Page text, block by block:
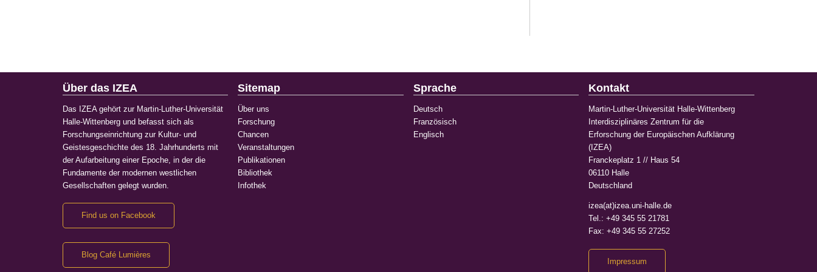
Über das IZEA
Das IZEA gehört zur Martin-Luther-Universität
Halle-Wittenberg und befasst sich als
Forschungseinrichtung zur Kultur- und
Geistesgeschichte des 18. Jahrhunderts mit
der Aufarbeitung einer Epoche, in der die
Fundamente der modernen westlichen
Gesellschaften gelegt wurden.
Find us on Facebook
Blog Café Lumières
Sitemap
Über uns
Forschung
Chancen
Veranstaltungen
Publikationen
Bibliothek
Infothek
Sprache
Deutsch
Französisch
Englisch
Kontakt
Martin-Luther-Universität Halle-Wittenberg
Interdisziplinäres Zentrum für die
Erforschung der Europäischen Aufklärung
(IZEA)
Franckeplatz 1 // Haus 54
06110 Halle
Deutschland
izea(at)izea.uni-halle.de
Tel.: +49 345 55 21781
Fax: +49 345 55 27252
Impressum